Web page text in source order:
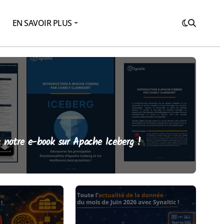
EN SAVOIR PLUS
Téléchargez notre e-book sur Apache Iceberg !